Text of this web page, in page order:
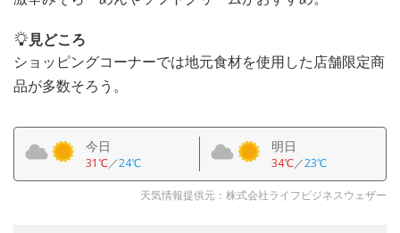
見どころ
ショッピングコーナーでは地元食材を使用した店舗限定商
品が多数そろう。
今日
31℃／24℃
明日
34℃／23℃
天気情報提供元：株式会社ライフビジネスウェザー